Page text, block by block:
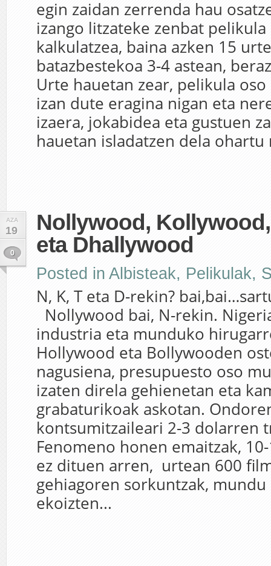
egin zaidan zerrenda hau
izango litzateke zenbat
kalkulatzea, baina azken 15
batazbestekoa 3-4 astean,
Urte hauetan zear, pelikula
izan dute eragina nigan eta
izaera, jokabidea eta gustuen
hauetan isladatzen dela ohartu
AZA
19
0
Nollywood,
eta Dhallywood
Posted in Albisteak, Pelikulak,
N, K, T eta D-rekin?
Nollywood bai, N-rekin.
industria eta munduko
Hollywood eta Bollywooden
nagusiena, presupuesto oso
izaten direla gehienetan eta
grabaturikoak askotan.
kontsumitzaileari 2-3 dolarren
Fenomeno honen emaitzak,
ez dituen arren, urtean 600
gehiagoren sorkuntzak,
ekoizten...